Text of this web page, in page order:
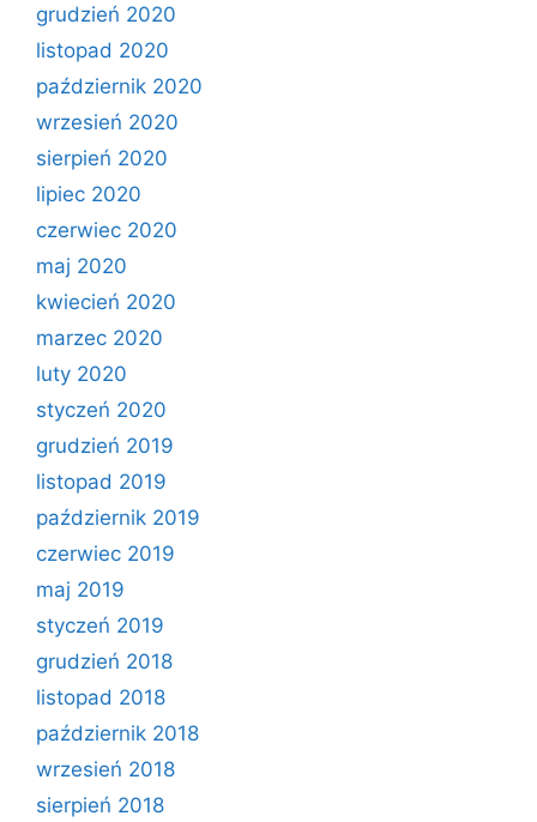
grudzień 2020
listopad 2020
październik 2020
wrzesień 2020
sierpień 2020
lipiec 2020
czerwiec 2020
maj 2020
kwiecień 2020
marzec 2020
luty 2020
styczeń 2020
grudzień 2019
listopad 2019
październik 2019
czerwiec 2019
maj 2019
styczeń 2019
grudzień 2018
listopad 2018
październik 2018
wrzesień 2018
sierpień 2018